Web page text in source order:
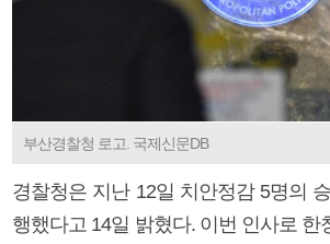
부산경찰청 로고. 국제신문DB
경찰청은 지난 12일 치안정감 5명의
행했다고 14일 밝혔다. 이번 인사로 한